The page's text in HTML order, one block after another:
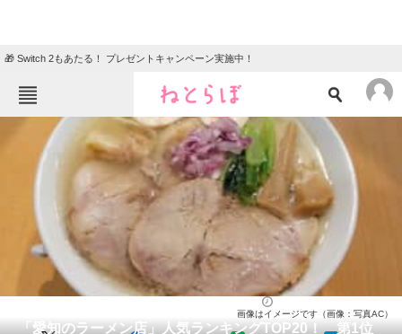
🎁 Switch 2もあたる！ プレゼントキャンペーン実施中！
ねとらぼメニュー
ニュース
エンタメ クイズ
グルメ 地域
住まい 教育・育児
会員記事
「愛知のラーメン店」人気ランキングTOP20！ 第1位
画像はイメージです（画像：写真AC）